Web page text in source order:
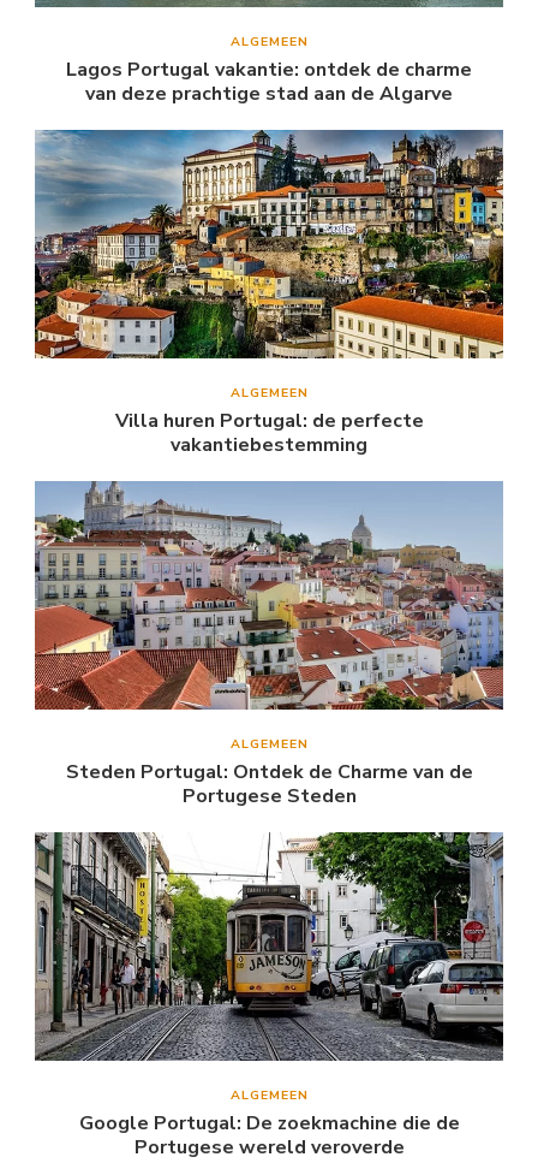
ALGEMEEN
Lagos Portugal vakantie: ontdek de charme
van deze prachtige stad aan de Algarve
ALGEMEEN
Villa huren Portugal: de perfecte
vakantiebestemming
ALGEMEEN
Steden Portugal: Ontdek de Charme van de
Portugese Steden
ALGEMEEN
Google Portugal: De zoekmachine die de
Portugese wereld veroverde